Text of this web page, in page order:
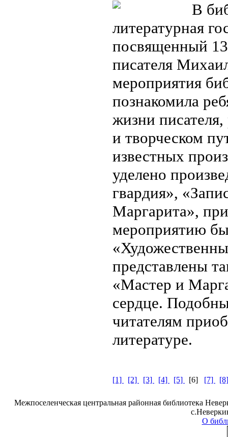
В
литературная
посвященный
писателя
мероприятия
познакомила
жизни
и творческом
известных
уделено
гвардия»,
Маргарита»,
мероприятию
представлены
«Мастер и
сердце.
читателям
литературе.
[1] [2] [3] [4] [5] [6] [7]
Межпоселенческая центральная районная библиотека
О